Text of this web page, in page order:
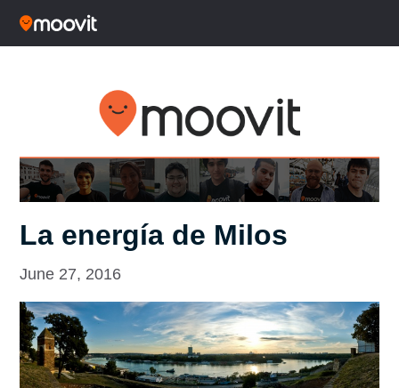
La energía de Milos
June 27, 2016